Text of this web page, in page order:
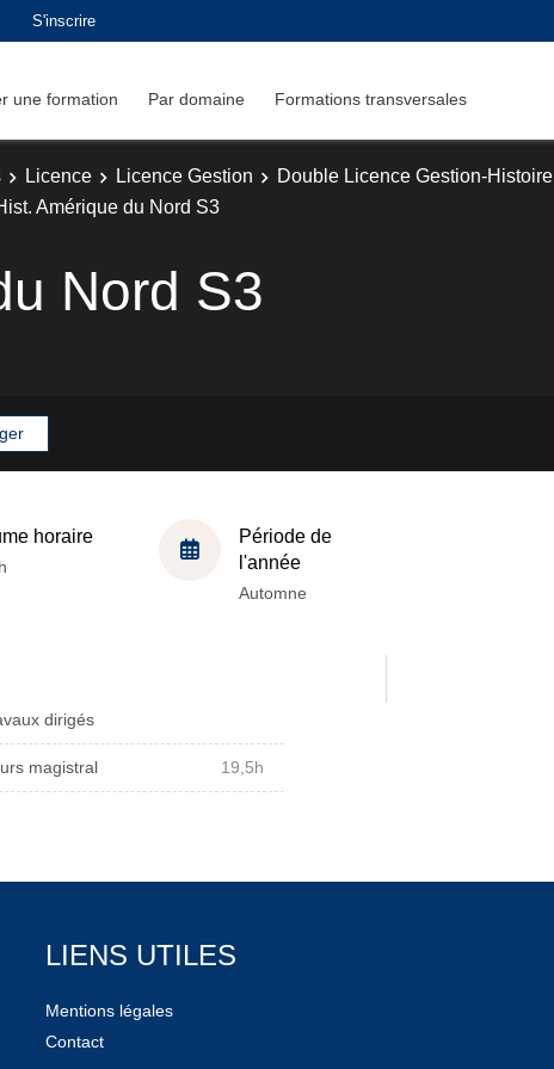
S'inscrire
une formation Par domaine Formations transversales
Licence Licence Gestion Double Licence Gestion-Histoire
Amérique du Nord S3
Nord S3
horaire
Période de
l'année
Automne
dirigés
magistral 19,5h
LIENS UTILES
Mentions légales
Contact